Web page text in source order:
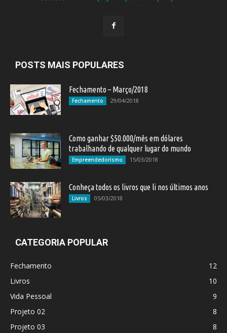
POSTS MAIS POPULARES
Fechamento – Março/2018
Fechamento 29/04/2018
Como ganhar $50.000/mês em dólares
trabalhando de qualquer lugar do mundo
Empreendedorismo 15/03/2018
Conheça todos os livros que li nos últimos anos
Livros 05/03/2018
CATEGORIA POPULAR
Fechamento
12
Livros
10
Vida Pessoal
9
Projeto 02
8
Projeto 03
8